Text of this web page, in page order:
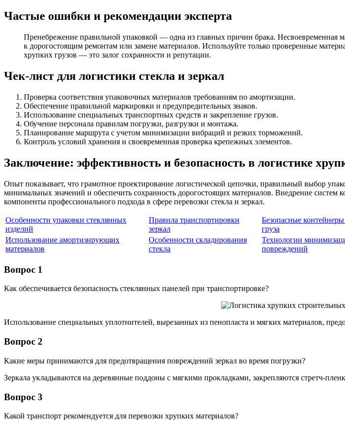
Частые ошибки и рекомендации эксперта
Пренебрежение правильной упаковкой — одна из главных причин брака. Несвоевременная
к дорогостоящим ремонтам или замене материалов. Используйте только проверенные
хрупких грузов — это залог сохранности и репутации.
Чек-лист для логистики стекла и зеркал
Проверка соответствия упаковочных материалов требованиям по амортизации.
Обеспечение правильной маркировки и предупредительных знаков.
Использование специальных транспортных средств и закрепление грузов.
Обучение персонала правилам погрузки, разгрузки и монтажа.
Планирование маршрута с учетом минимизации вибраций и резких торможений.
Контроль условий хранения и своевременная проверка крепежных элементов.
Заключение: эффективность и безопасность в логистике
Опыт показывает, что грамотное проектирование логистической цепочки, правильный выбор
минимальных значений и обеспечить сохранность дорогостоящих материалов. Внедрение
компоненты профессионального подхода в сфере перевозки стекла и зеркал.
Особенности упаковки стеклянных
изделий
Правила транспортировки
зеркал
Безопасные
груза
Использование амортизирующих
материалов
Особенности складирования
стекла
Технологии
повреждений
Вопрос 1
Как обеспечивается безопасность стеклянных панелей при транспортировке?
Использование специальных уплотнителей, вырезанных из пенопласта и мягких материалов,
Вопрос 2
Какие меры принимаются для предотвращения повреждений зеркал во время погрузки?
Зеркала укладываются на деревянные поддоны с мягкими прокладками, закрепляются стретч-
Вопрос 3
Какой транспорт рекомендуется для перевозки хрупких материалов?